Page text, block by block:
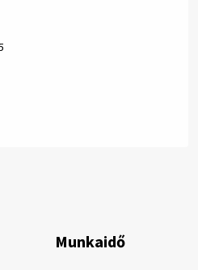
2026.08.06.
ÉRTETŐDŐ. A tartós
Munkaidő